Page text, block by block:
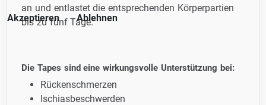
an und entlastet die entsprechenden Körperpartien
bis zu fünf Tage.
Die Tapes sind eine wirkungsvolle Unterstützung bei:
Rückenschmerzen
Ischiasbeschwerden
Akzeptieren Ablehnen